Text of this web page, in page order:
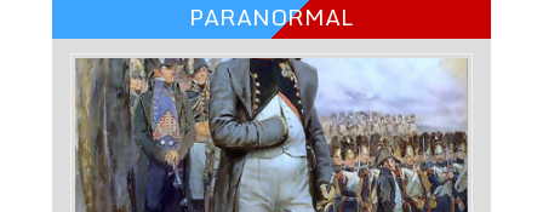
PARANORMAL